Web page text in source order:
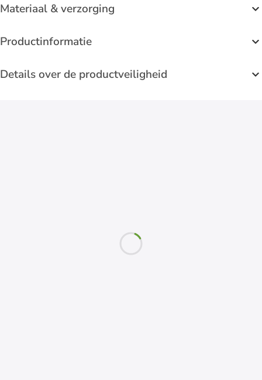
Materiaal & verzorging
Productinformatie
Details over de productveiligheid